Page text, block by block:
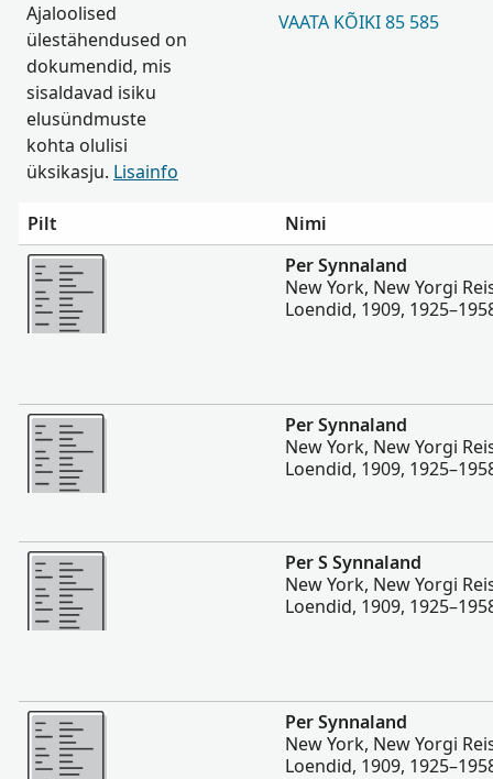
Ajaloolised
ülestähendused on
dokumendid, mis
sisaldavad isiku
elusündmuste
kohta olulisi
üksikasju. Lisainfo
VAATA KÕIKI 85 585
Pilt
Nimi
Rohkem
Per Synnaland
New York, New Yorgi
Loendid, 1909,
Rohkem
Per Synnaland
New York, New Yorgi
Loendid, 1909,
Rohkem
Per S Synnaland
New York, New Yorgi
Loendid, 1909,
Rohkem
Per Synnaland
New York, New Yorgi
Loendid, 1909,